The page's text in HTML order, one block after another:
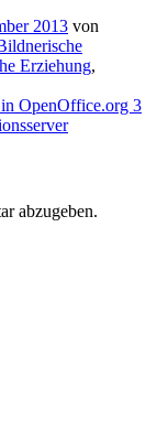
2013 von
Erziehung,
OpenOffice.org 3
abzugeben.